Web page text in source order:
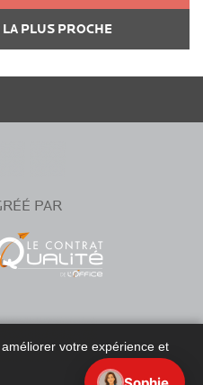
PLUS PROCHE
PAR
votre expérience et